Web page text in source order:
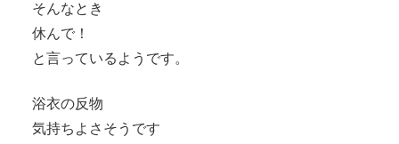
そんなとき
休んで！
と言っているようです。
浴衣の反物
気持ちよさそうです